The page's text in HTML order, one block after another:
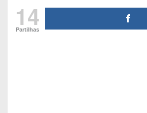
14
Partilhas